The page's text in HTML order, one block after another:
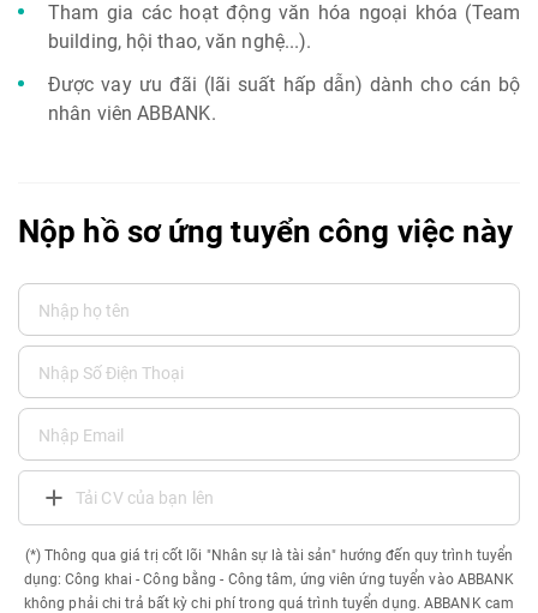
Tham gia các hoạt động văn hóa ngoại khóa (Team
building, hội thao, văn nghệ...).
Được vay ưu đãi (lãi suất hấp dẫn) dành cho cán bộ
nhân viên ABBANK.
Nộp hồ sơ ứng tuyển công việc này
Tải CV của bạn lên
(*) Thông qua giá trị cốt lõi "Nhân sự là tài sản" hướng đến quy trình tuyển
dụng: Công khai - Công bằng - Công tâm, ứng viên ứng tuyển vào ABBANK
không phải chi trả bất kỳ chi phí trong quá trình tuyển dụng. ABBANK cam